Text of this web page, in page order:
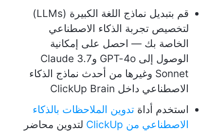
قم بتبديل نماذج اللغة الكبيرة (LLMs)
لتخصيص تجربة الذكاء الاصطناعي
الخاصة بك — احصل على إمكانية
الوصول إلى GPT-4o وClaude 3.7
Sonnet وغيرها من أحدث نماذج الذكاء
الاصطناعي داخل ClickUp Brain
استخدم أداة تدوين الملاحظات بالذكاء
الاصطناعي من ClickUp
لتدوين محاضر